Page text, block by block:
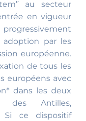
au secteur
en vigueur
par les
européenne.
de tous les
européens avec
dans les deux
des Antilles,
Si ce dispositif